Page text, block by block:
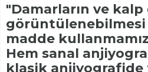
"Damarların ve kalp
madde
Hem sanal
klasik